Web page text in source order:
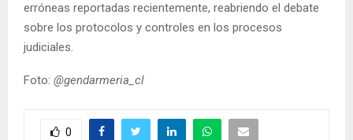
erróneas reportadas recientemente, reabriendo el debate
sobre los protocolos y controles en los procesos
judiciales.
Foto: @gendarmeria_cl
0